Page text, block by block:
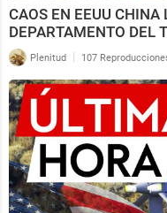
CAOS EN EEUU
DEPARTAMENTO DEL
Plenitud | 107